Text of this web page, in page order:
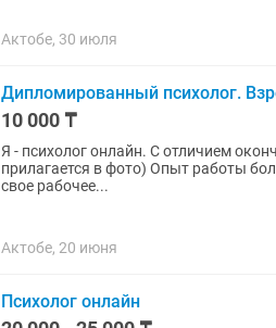
Актобе, 30 июля
Дипломированный психолог.
10 000 ₸
Я - психолог онлайн. С отличием
прилагается в фото) Опыт работы более 5 лет. Работаю до 22:00. Удобно для тех кто не может в
свое рабочее...
Актобе, 20 июня
Психолог онлайн